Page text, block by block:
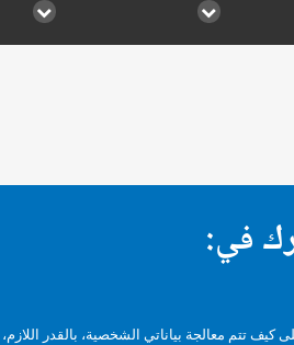
في:
كيف تتم معالجة بياناتي الشخصية، بالقدر